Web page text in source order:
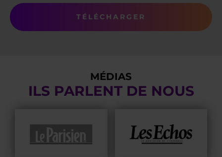
TÉLÉCHARGER
MÉDIAS
ILS PARLENT DE NOUS